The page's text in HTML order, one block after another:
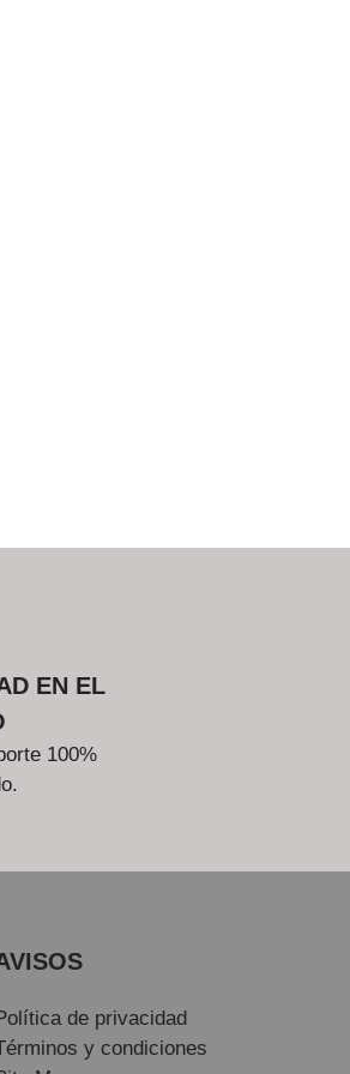
EN EL
100%
de privacidad
y condiciones